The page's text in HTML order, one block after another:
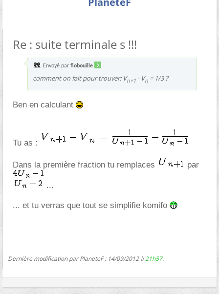
Re : suite terminale s !!!
Envoyé par flobouille
comment on fait pour trouver: Vn+1 - Vn = 1/3 ?
Ben en calculant
Tu as :
Dans la première fraction tu remplaces par
...
... et tu verras que tout se simplifie komifo
Dernière modification par PlaneteF ; 14/09/2012 à21h57.